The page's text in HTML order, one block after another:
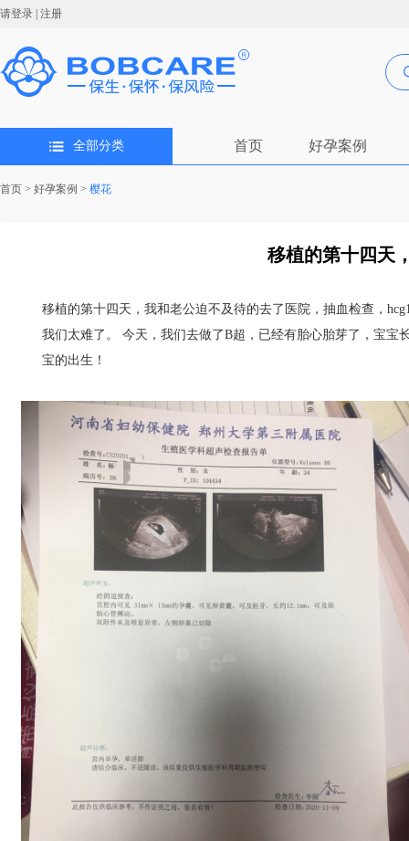
请登录 | 注册
全部分类 首页 好孕案例
首页 > 好孕案例 > 樱花
移植的第十四天
移植的第十四天，我和老公迫不及待的去了医院，抽血检查，
我们太难了。 今天，我们去做了B超，已经有胎心胎芽了，宝
宝的出生！